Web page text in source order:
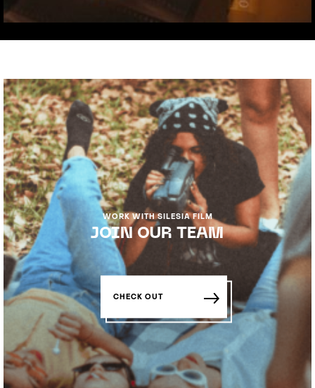
WORK WITH SILESIA FILM
JOIN OUR TEAM
CHECK OUT